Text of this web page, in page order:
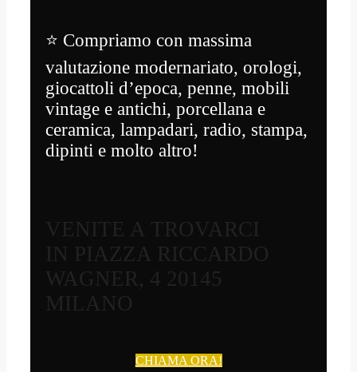
⭐ Compriamo con massima
valutazione modernariato, orologi,
giocattoli d’epoca, penne, mobili
vintage e antichi, porcellana e
ceramica, lampadari, radio, stampa,
dipinti e molto altro!
VENITE A TROVARCI
IN PIAZZA RICCARDO
WAGNER, 4 20145
MILANO
CHIAMA ORA!